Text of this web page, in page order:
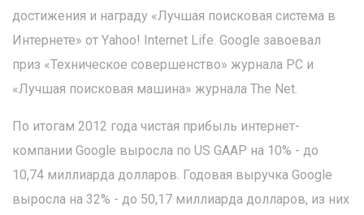
достижения и награду «Лучшая поисковая система в
Интернете» от Yаhoo! Internet Life. Google завоевал
приз «Техническое совершенство» журнала PC и
«Лучшая поисковая машина» журнала The Net.
По итогам 2012 года чистая прибыль интернет-
компании Google выросла по US GAAP на 10% - до
10,74 миллиарда долларов. Годовая выручка Google
выросла на 32% - до 50,17 миллиарда долларов, из них